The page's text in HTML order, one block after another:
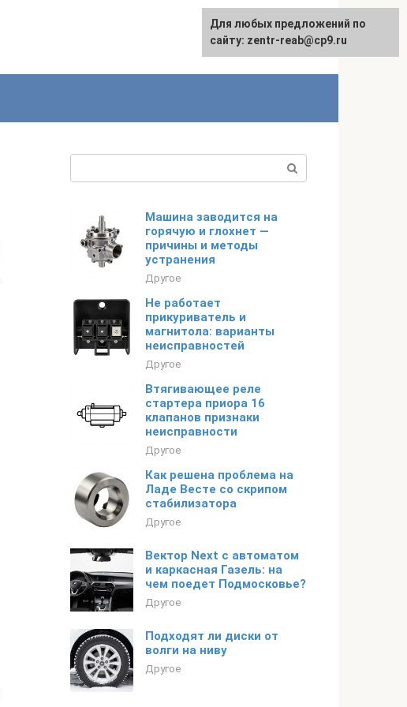
Машина заводится на
горячую и глохнет —
причины и методы
устранения
Другое
Не работает
прикуриватель и
магнитола: варианты
неисправностей
Другое
Втягивающее реле
стартера приора 16
клапанов признаки
неисправности
Другое
Как решена проблема на
Ладе Весте со скрипом
стабилизатора
Другое
Вектор Next с автоматом
и каркасная Газель: на
чем поедет Подмосковье?
Другое
Подходят ли диски от
волги на ниву
Другое
Для любых предложений по
сайту: zentr-reab@cp9.ru